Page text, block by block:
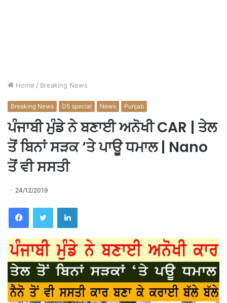
Home / Breaking News
Breaking News D5 special News Punjab
ਪੰਜਾਬੀ ਮੁੰਡੇ ਨੇ ਬਣਾਈ ਅਨੋਖੀ CAR | ਤੇਲ
ਤੋਂ ਬਿਨਾਂ ਸੜਕ ‘ਤੇ ਪਾਊ ਧਮਾਲ | Nano
ਤੋਂ ਵੀ ਸਸਤੀ
24/12/2019